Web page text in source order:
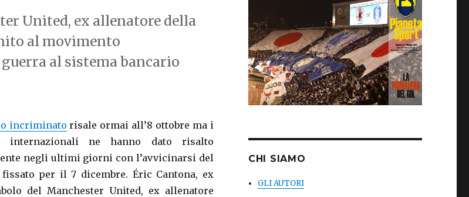
United, ex allenatore della
al movimento
al sistema bancario
incriminato risale ormai all’8 ottobre ma i
internazionali ne hanno dato risalto
negli ultimi giorni con l’avvicinarsi del
fissato per il 7 dicembre. Éric Cantona, ex
del Manchester United, ex allenatore
CHI SIAMO
GLI AUTORI